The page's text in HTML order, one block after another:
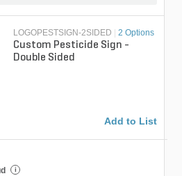
LOGOPESTSIGN-2SIDED | 2 Options
Custom Pesticide Sign -
Double Sided
Add to List
i